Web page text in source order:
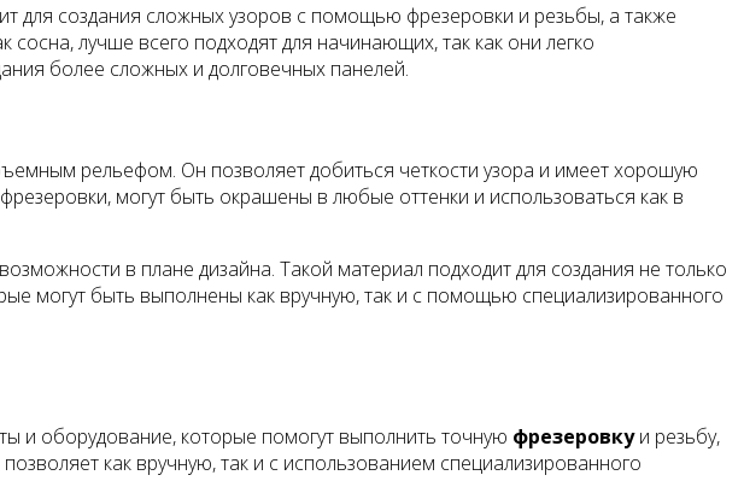
для создания сложных узоров с помощью фрезеровки и резьбы, а также
лучше всего подходят для начинающих, так как они легко
более сложных и долговечных панелей.
рельефом. Он позволяет добиться четкости узора и имеет хорошую
могут быть окрашены в любые оттенки и использоваться как в
в плане дизайна. Такой материал подходит для создания не только
могут быть выполнены как вручную, так и с помощью специализированного
и оборудование, которые помогут выполнить точную фрезеровкуи резьбу,
как вручную, так и с использованием специализированного